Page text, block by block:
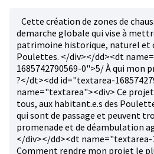
Cette création de zones de
demarche globale qui vise à
patrimoine historique, naturel et
Poulettes. </div></dd><dt
1685742790569-0">5/ À qui
?</dt><dd id="textarea-
name="textarea"><div> Ce
tous, aux habitant.e.s des
qui sont de passage et peuvent
promenade et de déambulation
</div></dd><dt name="textarea-
Comment rendre mon projet le